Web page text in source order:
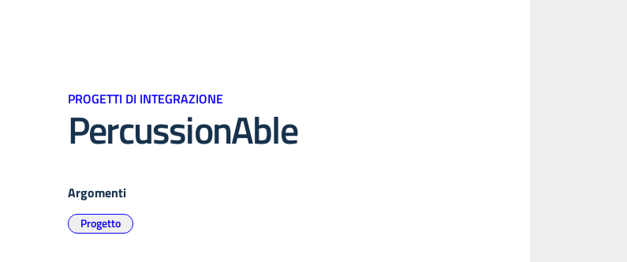
PROGETTI DI INTEGRAZIONE
PercussionAble
Argomenti
Progetto